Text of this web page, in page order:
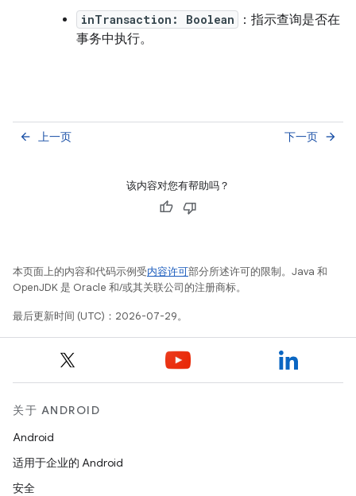
inTransaction: Boolean
：指示查询是否在
事务中执行。
上一页
arrow_back 下一页 arrow_forward
该内容对您有帮助吗？
本页面上的内容和代码示例受内容许可部分所述许可的限制。Java 和
OpenJDK 是 Oracle 和/或其关联公司的注册商标。
最后更新时间 (UTC)：2026-07-29。
关于 ANDROID
Android
适用于企业的 Android
安全